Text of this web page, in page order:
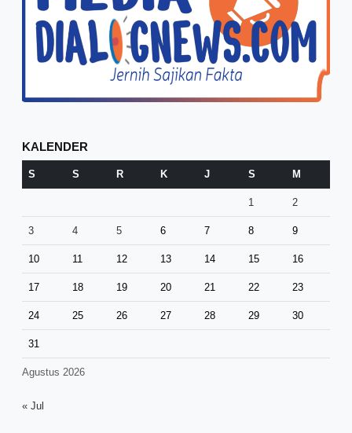
KALENDER
Agustus 2026
S S R K J S M
1 2
3 4 5 6 7 8 9
10 11 12 13 14 15 16
17 18 19 20 21 22 23
24 25 26 27 28 29 30
31
« Jul